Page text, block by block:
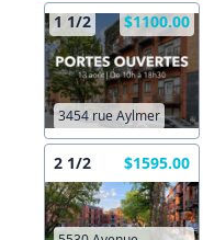
1 1/2 $1100.00
3454 rue Aylmer
2 1/2 $1595.00